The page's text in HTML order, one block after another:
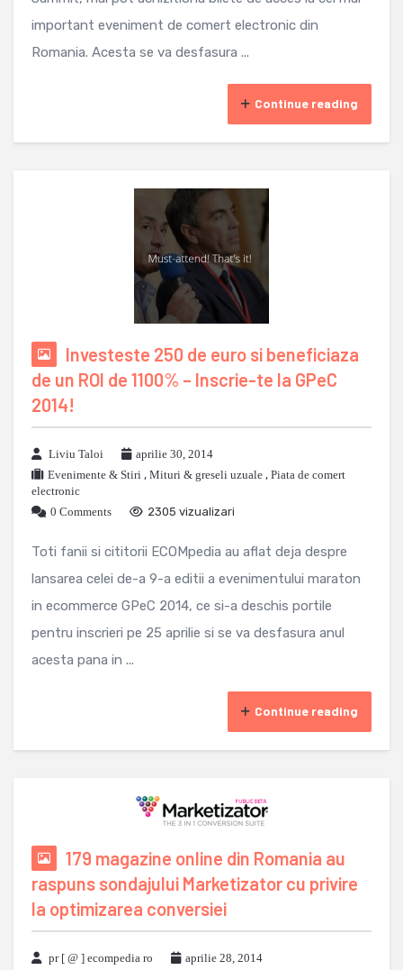
important eveniment de comert electronic din
Romania. Acesta se va desfasura ...
Continue reading
Investeste 250 de euro si beneficiaza
de un ROI de 1100% – Inscrie-te la GPeC
2014!
Liviu Taloi
aprilie 30, 2014
Evenimente & Stiri , Mituri & greseli uzuale , Piata de comert
electronic
0 Comments
2305 vizualizari
Toti fanii si cititorii ECOMpedia au aflat deja despre
lansarea celei de-a 9-a editii a evenimentului maraton
in ecommerce GPeC 2014, ce si-a deschis portile
pentru inscrieri pe 25 aprilie si se va desfasura anul
acesta pana in ...
Continue reading
179 magazine online din Romania au
raspuns sondajului Marketizator cu privire
la optimizarea conversiei
pr [ @ ] ecompedia ro
aprilie 28, 2014